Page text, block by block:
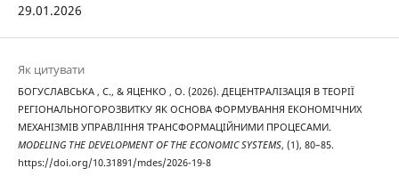
29.01.2026
Як цитувати
БОГУСЛАВСЬКА , С., & ЯЦЕНКО , О. (2026). ДЕЦЕНТРАЛІЗАЦІЯ В ТЕОРІЇ
РЕГІОНАЛЬНОГОРОЗВИТКУ ЯК ОСНОВА ФОРМУВАННЯ ЕКОНОМІЧНИХ
МЕХАНІЗМІВ УПРАВЛІННЯ ТРАНСФОРМАЦІЙНИМИ ПРОЦЕСАМИ.
MODELING THE DEVELOPMENT OF THE ECONOMIC SYSTEMS, (1), 80–85.
https://doi.org/10.31891/mdes/2026-19-8